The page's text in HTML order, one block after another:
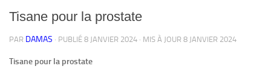
Tisane pour la prostate
PAR DAMAS · PUBLIÉ 8 JANVIER 2024 · MIS À JOUR 8 JANVIER 2024
Tisane pour la prostate